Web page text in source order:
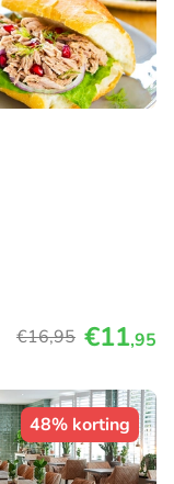
€16,95 €11,95
48% korting